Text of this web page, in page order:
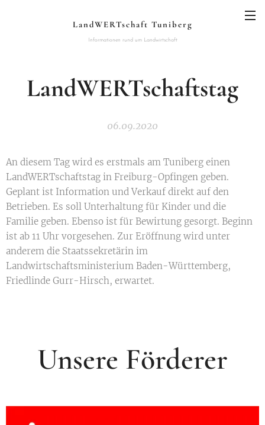
LandWERTschaft Tuniberg
Informationen rund um Landwirtschaft
LandWERTschaftstag
06.09.2020
An diesem Tag wird es erstmals am Tuniberg einen
LandWERTschaftstag in Freiburg-Opfingen geben.
Geplant ist Information und Verkauf direkt auf den
Betrieben. Es soll Unterhaltung für Kinder und die
Familie geben. Ebenso ist für Bewirtung gesorgt. Beginn
ist ab 11 Uhr vorgesehen. Zur Eröffnung wird unter
anderem die Staatssekretärin im
Landwirtschaftsministerium Baden-Württemberg,
Friedlinde Gurr-Hirsch, erwartet.
Unsere Förderer